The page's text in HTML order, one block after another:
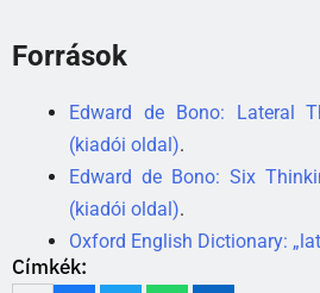
Források
Edward de Bono: Lateral
(kiadói oldal).
Edward de Bono: Six
(kiadói oldal).
Oxford English Dictionary:
Címkék: